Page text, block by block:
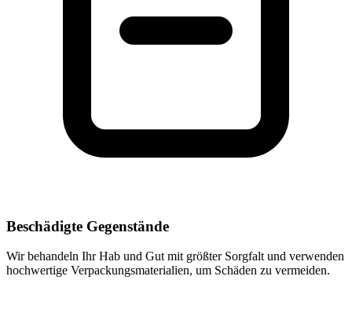
Beschädigte Gegenstände
Wir behandeln Ihr Hab und Gut mit größter Sorgfalt und verwenden
hochwertige Verpackungsmaterialien, um Schäden zu vermeiden.